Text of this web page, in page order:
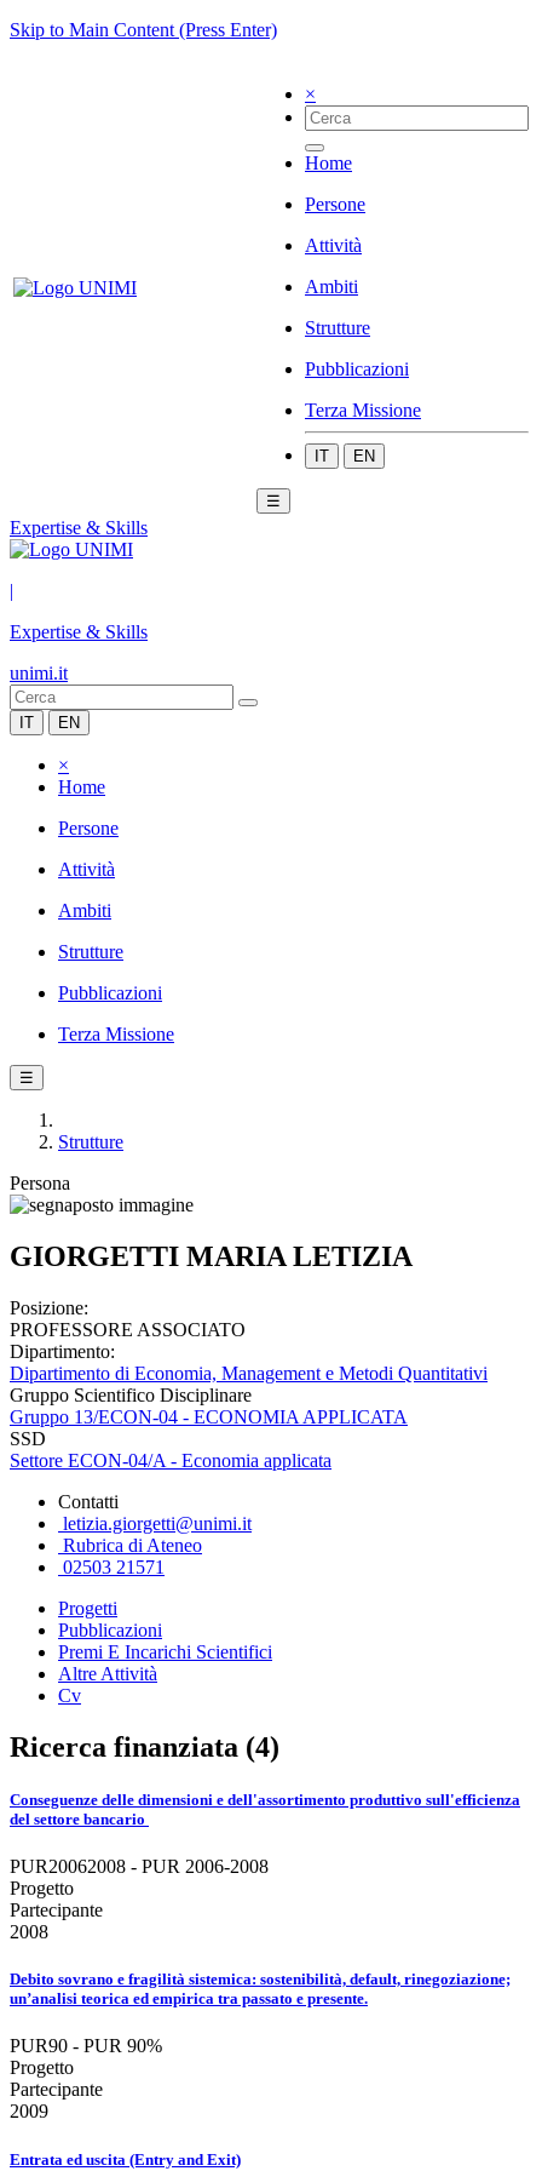
Skip to Main Content (Press Enter)
×
Home
Persone
Attività
Ambiti
Strutture
Pubblicazioni
Terza Missione
IT EN
☰
Expertise & Skills
|
Expertise & Skills
unimi.it
IT EN
×
Home
Persone
Attività
Ambiti
Strutture
Pubblicazioni
Terza Missione
☰
Strutture
Persona
GIORGETTI MARIA LETIZIA
Posizione:
PROFESSORE ASSOCIATO
Dipartimento:
Dipartimento di Economia, Management e Metodi Quantitativi
Gruppo Scientifico Disciplinare
Gruppo 13/ECON-04 - ECONOMIA APPLICATA
SSD
Settore ECON-04/A - Economia applicata
Contatti
letizia.giorgetti@unimi.it
Rubrica di Ateneo
02503 21571
Progetti
Pubblicazioni
Premi E Incarichi Scientifici
Altre Attività
Cv
Ricerca finanziata (4)
Conseguenze delle dimensioni e dell'assortimento produttivo sull'efficienza
del settore bancario
PUR20062008 - PUR 2006-2008
Progetto
Partecipante
2008
Debito sovrano e fragilità sistemica: sostenibilità, default, rinegoziazione;
un’analisi teorica ed empirica tra passato e presente.
PUR90 - PUR 90%
Progetto
Partecipante
2009
Entrata ed uscita (Entry and Exit)